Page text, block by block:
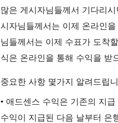
많은 게시자님들께서 기다리
시자님들께서는 이제 온라인
님들께서는 이제 수표가 도착
식은 온라인을 통해 수익을 받
중요한 사항 몇가지 알려드립
• 애드센스 수익은 기존의 지
수익이 지급된 다음 날부터 은